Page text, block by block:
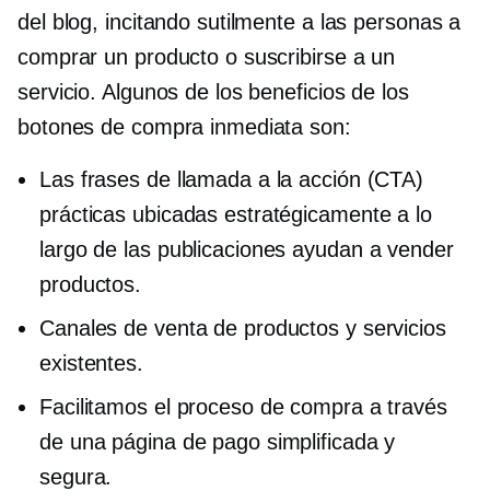
del blog, incitando sutilmente a las personas a
comprar un producto o suscribirse a un
servicio. Algunos de los beneficios de los
botones de compra inmediata son:
Las frases de llamada a la acción (CTA)
prácticas ubicadas estratégicamente a lo
largo de las publicaciones ayudan a vender
productos.
Canales de venta de productos y servicios
existentes.
Facilitamos el proceso de compra a través
de una página de pago simplificada y
segura.